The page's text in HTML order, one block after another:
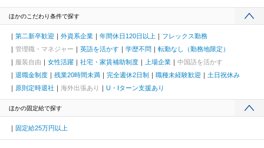
ほかのこだわり条件で探す
第二新卒歓迎 外資系企業 年間休日120日以上
フレックス勤務
管理職・マネジャー
英語を活かす 学歴不問
転勤なし（勤務地限定）
服装自由
女性活躍 社宅・家賃補助制度 上場企業
中国語を活かす
退職金制度
残業20時間未満 完全週休2日制 職種未経験歓迎
土日祝休み
原則定時退社
海外出張あり U・Iターン支援あり
ほかの固定給で探す
固定給25万円以上